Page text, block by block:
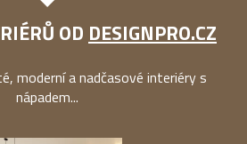
OD DESIGNPRO.CZ
moderní a nadčasové interiéry s
nápadem...